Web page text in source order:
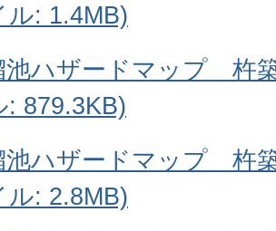
ル: 1.4MB)
池ハザードマップ 杵
: 879.3KB)
池ハザードマップ 杵
ル: 2.8MB)